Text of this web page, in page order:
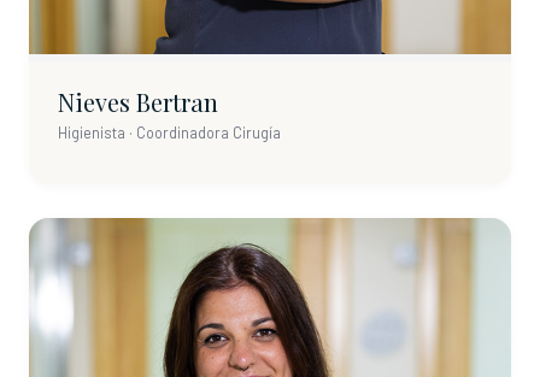
Nieves Bertran
Higienista · Coordinadora Cirugía